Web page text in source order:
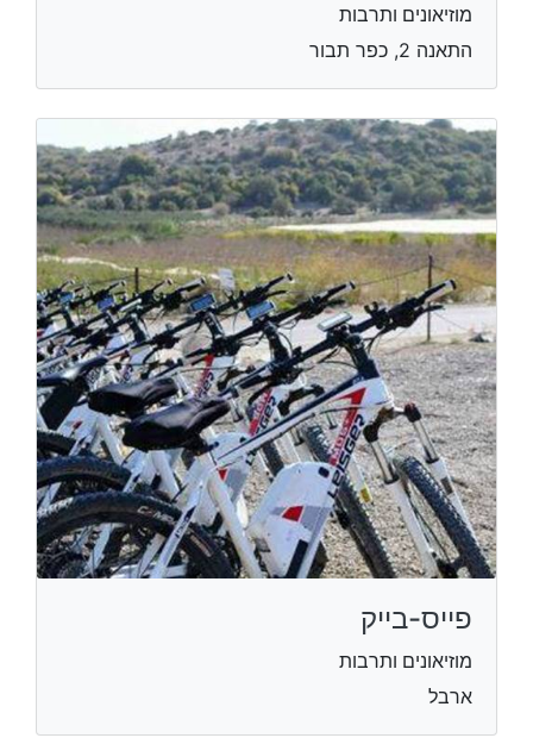
מוזיאונים ותרבות
התאנה 2, כפר תבור
פייס-בייק
מוזיאונים ותרבות
ארבל